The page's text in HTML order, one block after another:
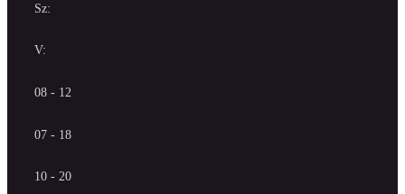
Sz:
V:
08 - 12
07 - 18
10 - 20